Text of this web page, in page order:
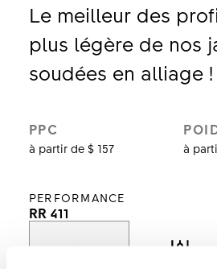
Le meilleur des
plus légère de nos
soudées en alliage !
PPC
à partir de $ 157 à
PERFORMANCE
RR 411